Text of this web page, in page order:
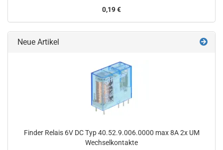
0,19 €
Neue Artikel
Finder Relais 6V DC Typ 40.52.9.006.0000 max 8A 2x UM
Wechselkontakte